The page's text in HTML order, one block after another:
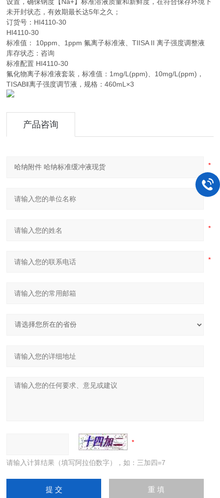
未开封状态，有效期最长达5年之久；
订货号：HI4110-30
HI4110-30
标准值： 10ppm、1ppm 氟离子标准液、TIISA II 离子强度调整液
库存状态：咨询
标准配置 HI4110-30
氟化物离子标准液套装，标准值：1mg/L(ppm)、10mg/L(ppm)，
TISAB‖离子强度调节液，规格：460mL×3
产品咨询
请输入计算结果（填写阿拉伯数字），如：三加四=7